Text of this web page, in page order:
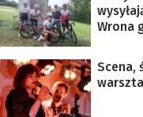
Wrona
Scena,